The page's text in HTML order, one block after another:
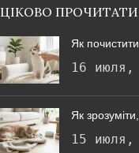
ЦІКОВО ПРОЧИТАТИ
Як
16 июля,
Як
15 июля,